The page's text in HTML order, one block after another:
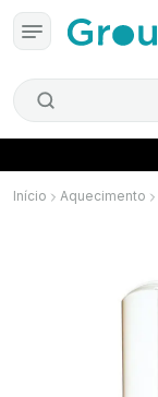
Início Aquecimento